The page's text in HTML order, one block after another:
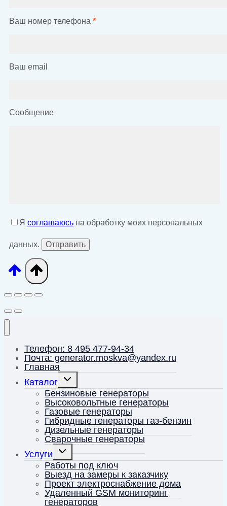
Ваш номер телефона *
Ваш email
Сообщение
Я соглашаюсь на обработку моих персональных
данных.
Телефон: 8 495 477-94-34
Почта: generator.moskva@yandex.ru
Главная
Каталог
Переключить
меню
Бензиновые генераторы
Высоковольтные генераторы
Газовые генераторы
Гибридные генераторы газ-бензин
Дизельные генераторы
Сварочные генераторы
Услуги
Переключить
дочернее
меню
Работы под ключ
Выезд на замеры к заказчику
Проект электроснабжение дома
Удаленный GSM мониторинг
генераторов